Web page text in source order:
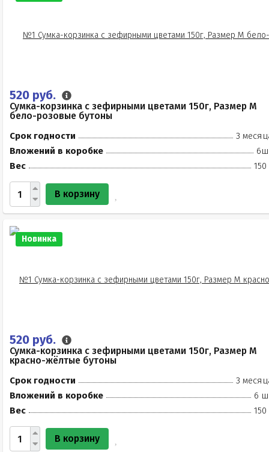
520 руб.
Сумка-корзинка с зефирными цветами 150г, Размер М
бело-розовые бутоны
Срок годности
3
Вложений в коробке
Вес
150
В корзину
Новинка
520 руб.
Сумка-корзинка с зефирными цветами 150г, Размер М
красно-жёлтые бутоны
Срок годности
3
Вложений в коробке
6
Вес
150
В корзину